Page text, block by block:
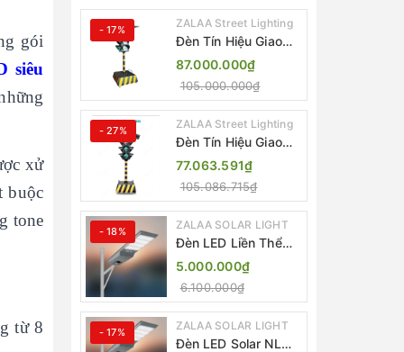
gói
siêu
xử
buộc
tone
từ 8
IP65 Cao Cấp
- 17% ZALAA Street Lighting
Đèn Tín Hiệu Giao
Thông Di Động Năng
Lượng Mặt Trời
ZALAA ZL-300A-D
87.000.000₫
105.000.000₫
- 27% ZALAA Street Lighting
Đèn Tín Hiệu Giao
Thông Di Động Năng
Lượng Mặt Trời
ZALAA ZL-409300C
77.063.591₫
105.086.715₫
- 18% ZALAA SOLAR LIGHT
Đèn LED Liền Thể
ZALAA Solar Street
Light ZKC-TG 20W
25W 30W All In One
5.000.000₫
6.100.000₫
- 17% ZALAA SOLAR LIGHT
Đèn LED Solar NLMT